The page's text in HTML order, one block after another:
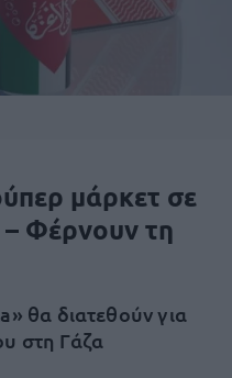
μάρκετ σε
– Φέρνουν τη
θα διατεθούν για
στη Γάζα